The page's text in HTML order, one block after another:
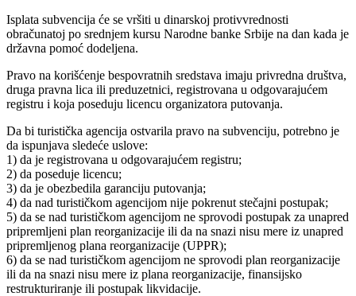
Isplata subvencija će se vršiti u dinarskoj protivvrednosti
obračunatoj po srednjem kursu Narodne banke Srbije na dan kada je
državna pomoć dodeljena.
Pravo na korišćenje bespovratnih sredstava imaju privredna društva,
druga pravna lica ili preduzetnici, registrovana u odgovarajućem
registru i koja poseduju licencu organizatora putovanja.
Da bi turistička agencija ostvarila pravo na subvenciju, potrebno je
da ispunjava sledeće uslove:
1) da je registrovana u odgovarajućem registru;
2) da poseduje licencu;
3) da je obezbedila garanciju putovanja;
4) da nad turističkom agencijom nije pokrenut stečajni postupak;
5) da se nad turističkom agencijom ne sprovodi postupak za unapred
pripremljeni plan reorganizacije ili da na snazi nisu mere iz unapred
pripremljenog plana reorganizacije (UPPR);
6) da se nad turističkom agencijom ne sprovodi plan reorganizacije
ili da na snazi nisu mere iz plana reorganizacije, finansijsko
restrukturiranje ili postupak likvidacije.